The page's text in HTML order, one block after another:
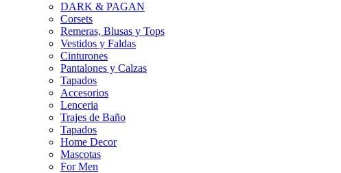
DARK & PAGAN
Corsets
Remeras, Blusas y Tops
Vestidos y Faldas
Cinturones
Pantalones y Calzas
Tapados
Accesorios
Lenceria
Trajes de Baño
Tapados
Home Decor
Mascotas
For Men